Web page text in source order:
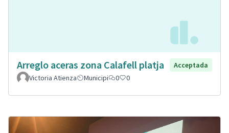
Arreglo aceras zona Calafell platja
Acceptada
Victoria Atienza
Municipi 0 0